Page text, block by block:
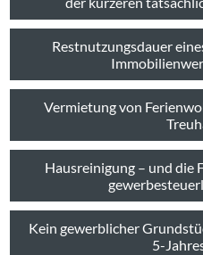
Restnutzungsdauer
Vermietung von
Hausreinigung – und die
Kein gewerblicher
5-